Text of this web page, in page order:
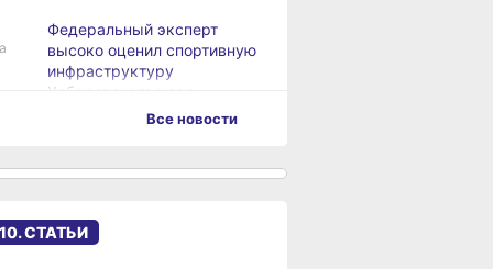
Федеральный эксперт
высоко оценил спортивную
инфраструктуру
Хабаровского края
в Хабаровском крае
в Хабаровском крае
Все новости
СТАТЬИ